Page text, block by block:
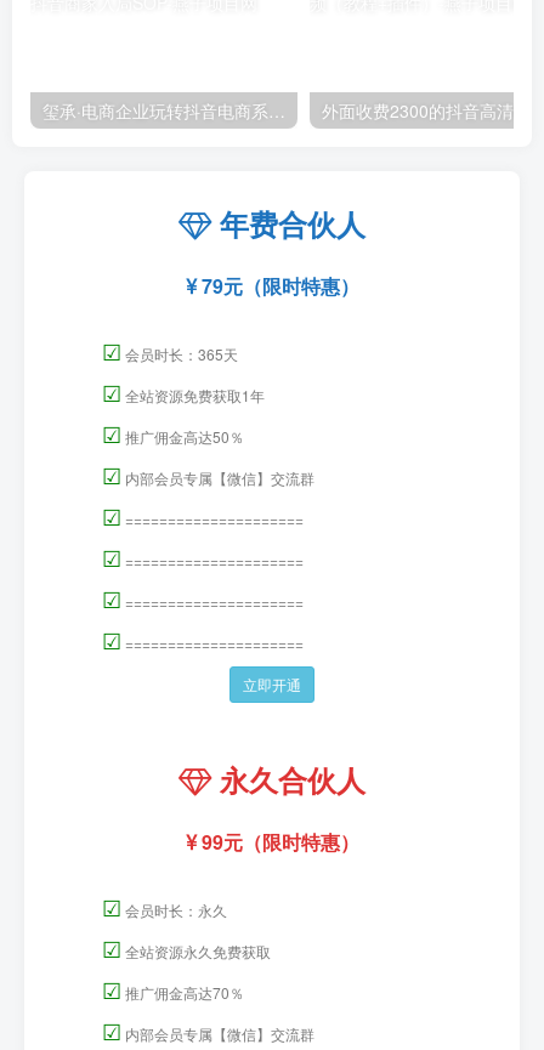
玺承·电商企业玩转抖音电商系列课，6大维度，6位老师，线上揭秘抖音商家入局SOP
年费合伙人
79元（限时特惠）
☑ 会员时长：365天
☑ 全站资源免费获取1年
☑ 推广佣金高达50％
☑ 内部会员专属【微信】交流群
☑ =====================
☑ =====================
☑ =====================
☑ =====================
立即开通
永久合伙人
99元（限时特惠）
☑ 会员时长：永久
☑ 全站资源永久免费获取
☑ 推广佣金高达70％
☑ 内部会员专属【微信】交流群